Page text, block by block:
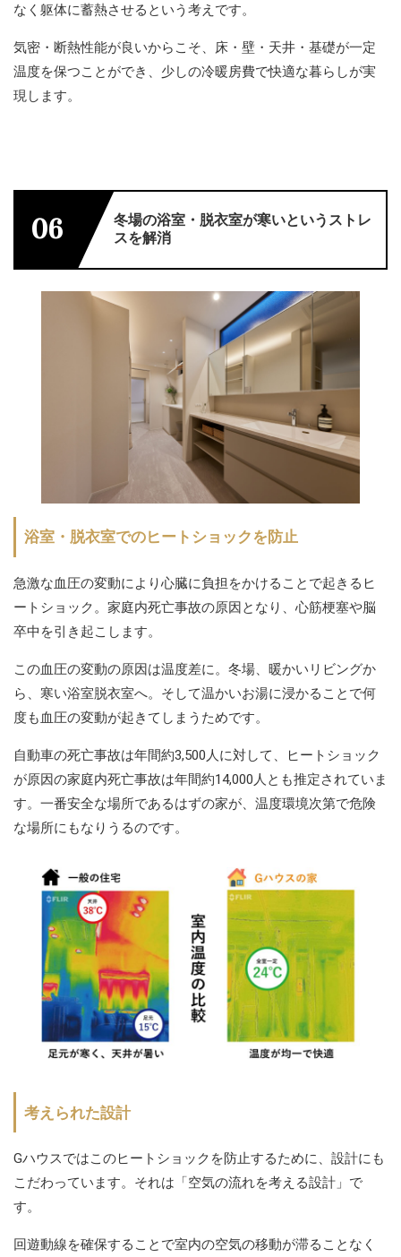
なく躯体に蓄熱させるという考えです。
気密・断熱性能が良いからこそ、床・壁・天井・基礎が一定
温度を保つことができ、少しの冷暖房費で快適な暮らしが実
現します。
06
冬場の浴室・脱衣室が寒いというストレ
スを解消
浴室・脱衣室でのヒートショックを防止
急激な血圧の変動により心臓に負担をかけることで起きるヒ
ートショック。家庭内死亡事故の原因となり、心筋梗塞や脳
卒中を引き起こします。
この血圧の変動の原因は温度差に。冬場、暖かいリビングか
ら、寒い浴室脱衣室へ。そして温かいお湯に浸かることで何
度も血圧の変動が起きてしまうためです。
自動車の死亡事故は年間約3,500人に対して、ヒートショック
が原因の家庭内死亡事故は年間約14,000人とも推定されていま
す。一番安全な場所であるはずの家が、温度環境次第で危険
な場所にもなりうるのです。
考えられた設計
Gハウスではこのヒートショックを防止するために、設計にも
こだわっています。それは「空気の流れを考える設計」で
す。
回遊動線を確保することで室内の空気の移動が滞ることなく